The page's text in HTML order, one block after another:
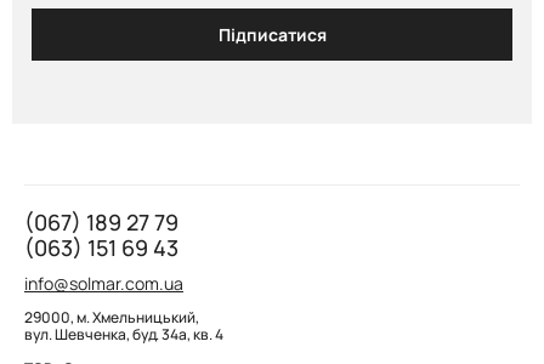
Підписатися
(067) 189 27 79
(063) 151 69 43
info@solmar.com.ua
29000, м. Хмельницький,
вул. Шевченка, буд. 34а, кв. 4